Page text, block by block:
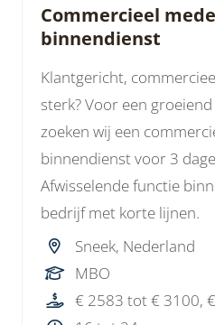
Commercieel
binnendienst
Klantgericht,
sterk? Voor een
zoeken wij een
binnendienst voor 3
Afwisselende functie
bedrijf met korte lijnen.
Sneek, Nederland
MBO
€ 2583 tot € 3100,